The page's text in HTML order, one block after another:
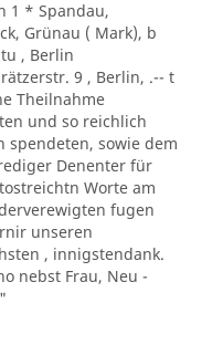
1 * Spandau,
Grünau ( Mark), b
, Berlin
9 , Berlin, .-- t
Theilnahme
und so reichlich
spendeten, sowie dem
Denenter für
Worte am
fugen
unseren
, innigstendank.
nebst Frau, Neu -